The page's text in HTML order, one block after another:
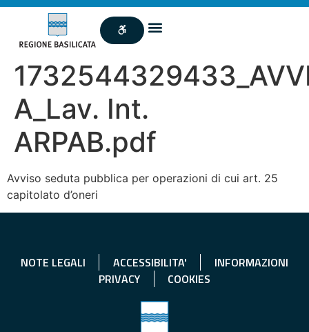
A_Lav. Int.
ARPAB.pdf
Avviso seduta pubblica per operazioni di cui art. 25
capitolato d’oneri
NOTE LEGALI ACCESSIBILITA'
INFORMAZIONI
PRIVACY
COOKIES